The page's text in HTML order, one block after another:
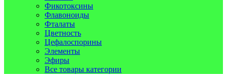
Фикотоксины
Флавоноиды
Фталаты
Цветность
Цефалоспорины
Элементы
Эфиры
Все товары категории